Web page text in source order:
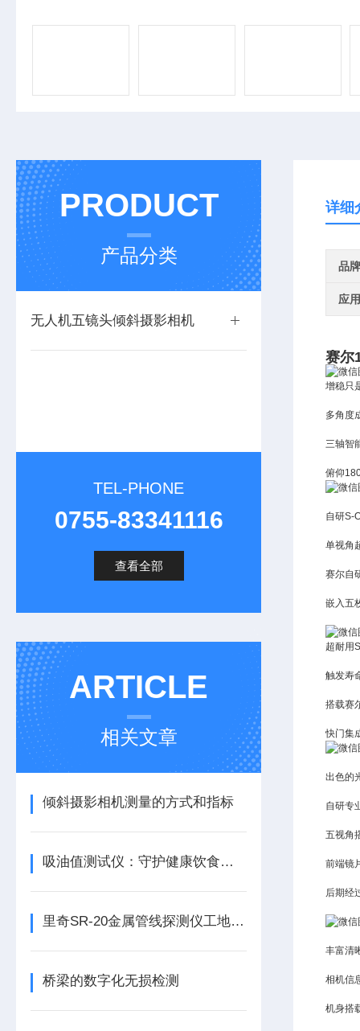
PRODUCT
产品分类
无人机五镜头倾斜摄影相机
TEL-PHONE
0755-83341116
查看全部
ARTICLE
相关文章
倾斜摄影相机测量的方式和指标
吸油值测试仪：守护健康饮食的神奇工具
里奇SR-20金属管线探测仪工地盲探6米
桥梁的数字化无损检测
详细
品牌
应
赛尔
增稳只
多角度
三轴智
俯仰
自研S-
单视角
赛尔自
嵌入五
超耐用
触发寿
搭载赛
快门集
出色的
自研专
五视角
前端镜
后期经
丰富清
相机信
机身搭